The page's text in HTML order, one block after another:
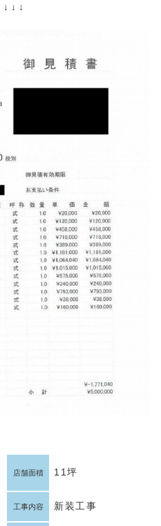
↓ ↓ ↓
店舗面積 11坪
工事内容 新装工事